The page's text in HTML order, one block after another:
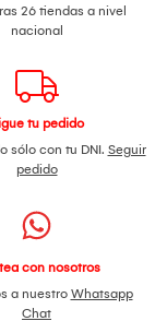
26 tiendas a nivel
nacional
tu pedido
sólo con tu DNI. Seguir
pedido
con nosotros
a nuestro Whatsapp
Chat